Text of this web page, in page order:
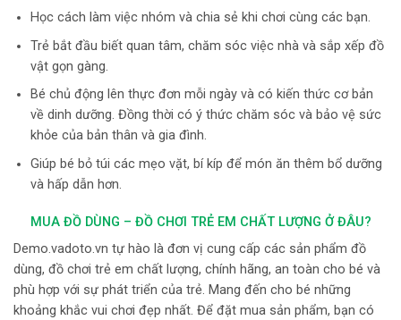
Học cách làm việc nhóm và chia sẻ khi chơi cùng các bạn.
Trẻ bắt đầu biết quan tâm, chăm sóc việc nhà và sắp xếp đồ
vật gọn gàng.
Bé chủ động lên thực đơn mỗi ngày và có kiến thức cơ bản
về dinh dưỡng. Đồng thời có ý thức chăm sóc và bảo vệ sức
khỏe của bản thân và gia đình.
Giúp bé bỏ túi các mẹo vặt, bí kíp để món ăn thêm bổ dưỡng
và hấp dẫn hơn.
MUA ĐỒ DÙNG – ĐỒ CHƠI TRẺ EM CHẤT LƯỢNG Ở ĐÂU?
Demo.vadoto.vn tự hào là đơn vị cung cấp các sản phẩm đồ
dùng, đồ chơi trẻ em chất lượng, chính hãng, an toàn cho bé và
phù hợp với sự phát triển của trẻ. Mang đến cho bé những
khoảng khắc vui chơi đẹp nhất. Để đặt mua sản phẩm, bạn có